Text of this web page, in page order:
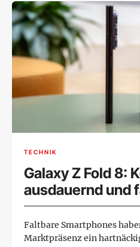
TECHNIK
Galaxy Z Fold 8:
ausdauernd und
Faltbare Smartphones
Marktpräsenz ein